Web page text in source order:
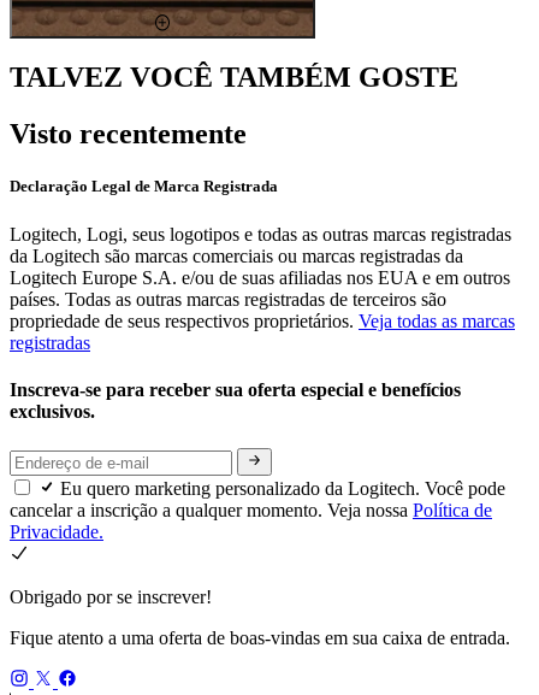
TALVEZ VOCÊ TAMBÉM GOSTE
Visto recentemente
Declaração Legal de Marca Registrada
Logitech, Logi, seus logotipos e todas as outras marcas registradas
da Logitech são marcas comerciais ou marcas registradas da
Logitech Europe S.A. e/ou de suas afiliadas nos EUA e em outros
países. Todas as outras marcas registradas de terceiros são
propriedade de seus respectivos proprietários. Veja todas as marcas
registradas
Inscreva-se para receber sua oferta especial e benefícios
exclusivos.
Eu quero marketing personalizado da Logitech. Você pode
cancelar a inscrição a qualquer momento. Veja nossa Política de
Privacidade.
Obrigado por se inscrever!
Fique atento a uma oferta de boas-vindas em sua caixa de entrada.